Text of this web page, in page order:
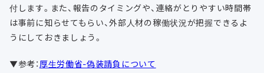
付します。また、報告のタイミングや、連絡がとりやすい時間帯
は事前に知らせてもらい、外部人材の稼働状況が把握できるよ
うにしておきましょう。
▼参考：厚生労働省-偽装請負について